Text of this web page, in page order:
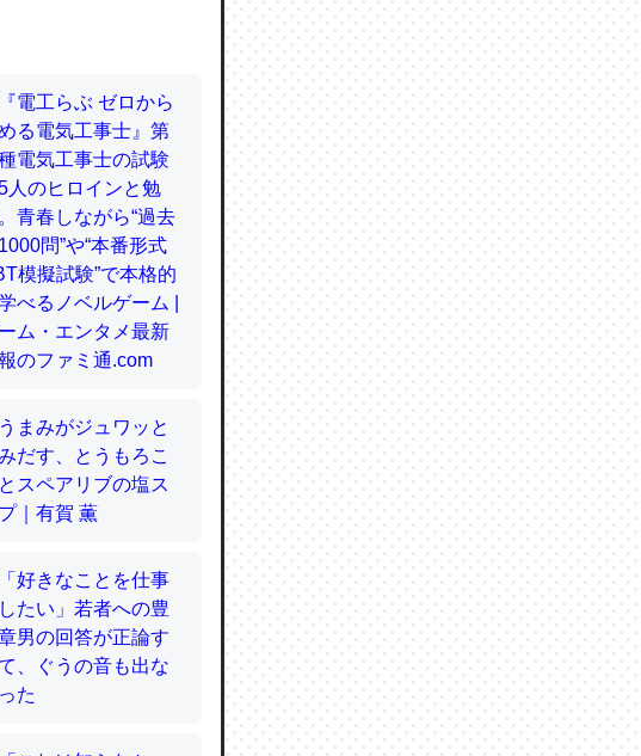
カルシウム分はエビ
する新仮説
方が拮抗してるので
ルシウムを使わずキ
する新仮説
してるんだな…。腹足